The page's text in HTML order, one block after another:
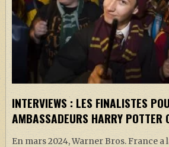
INTERVIEWS : LES FINALISTES
AMBASSADEURS HARRY POTTER
En mars 2024, Warner Bros. France